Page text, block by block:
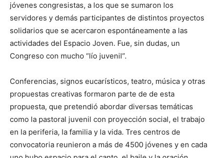
jóvenes congresistas, a los que se sumaron los
servidores y demás participantes de distintos proyectos
solidarios que se acercaron espontáneamente a las
actividades del Espacio Joven. Fue, sin dudas, un
Congreso con mucho “lío juvenil”.
Conferencias, signos eucarísticos, teatro, música y otras
propuestas creativas formaron parte de de esta
propuesta, que pretendió abordar diversas temáticas
como la pastoral juvenil con proyección social, el trabajo
en la periferia, la familia y la vida. Tres centros de
convocatoria reunieron a más de 4500 jóvenes y en cada